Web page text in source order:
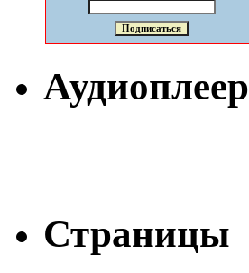
Аудиоплеер
Страницы